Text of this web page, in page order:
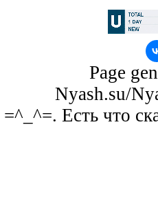
Page
Nyash.su/
=^_^=. Есть что